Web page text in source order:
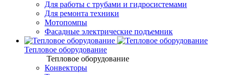
Для работы с трубами и гидросистемами
Для ремонта техники
Мотопомпы
Фасадные электрические подъемник
Тепловое оборудование
Тепловое оборудование
Конвекторы